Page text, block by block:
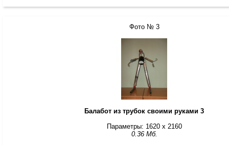
Фото № 3
Балабот из трубок своими руками 3
Параметры: 1620 x 2160
0.36 Мб.